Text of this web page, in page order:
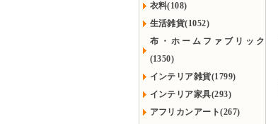
衣料(108)
生活雑貨(1052)
布・ホームファブリック
(1350)
インテリア雑貨(1799)
インテリア家具(293)
アフリカンアート(267)